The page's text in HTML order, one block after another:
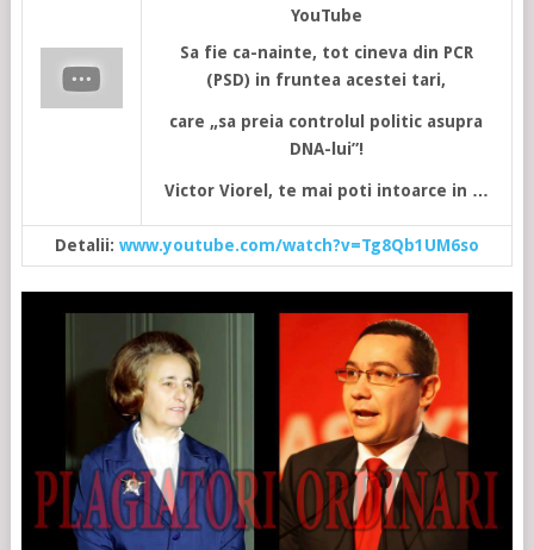
YouTube
Sa fie ca-nainte, tot cineva din PCR
(PSD) in fruntea acestei tari,
care „sa preia controlul politic asupra
DNA-lui”!
Victor Viorel, te mai poti intoarce in …
Detalii: www.youtube.com/watch?v=Tg8Qb1UM6so